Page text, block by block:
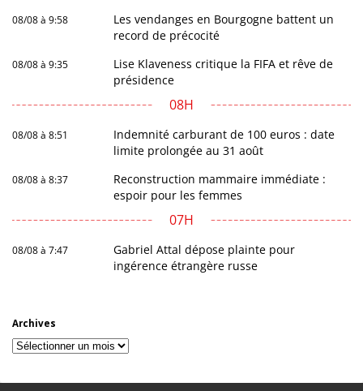
08/08 à 9:58
Les vendanges en Bourgogne battent un
record de précocité
08/08 à 9:35
Lise Klaveness critique la FIFA et rêve de
présidence
08H
08/08 à 8:51
Indemnité carburant de 100 euros : date
limite prolongée au 31 août
08/08 à 8:37
Reconstruction mammaire immédiate :
espoir pour les femmes
07H
08/08 à 7:47
Gabriel Attal dépose plainte pour
ingérence étrangère russe
Archives
Archives